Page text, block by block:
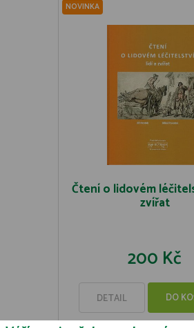
NOVINKA
Čtení o lidovém
zvířat
200 Kč
DETAIL DO